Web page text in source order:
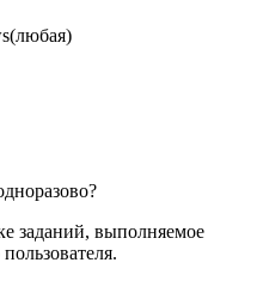
заданий, выполняемое